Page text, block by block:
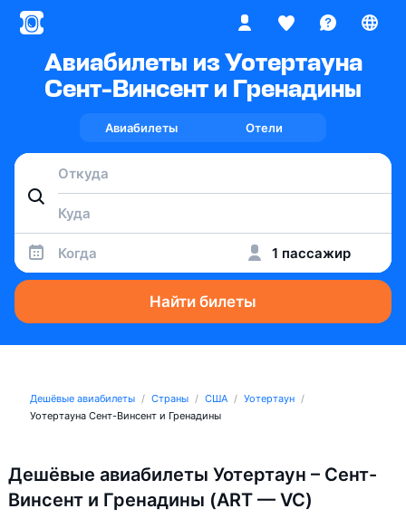
Авиабилеты из Уотертауна
Сент-Винсент и Гренадины
Авиабилеты Отели
Когда 1 пассажир
Найти билеты
Дешёвые авиабилеты Страны США
Уотертаун
Уотертауна Сент-Винсент и Гренадины
Дешёвые авиабилеты Уотертаун – Сент-
Винсент и Гренадины (ART — VC)